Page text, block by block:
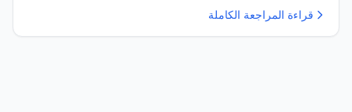
قراءة المراجعة الكاملة